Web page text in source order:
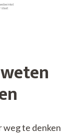
weg te denken